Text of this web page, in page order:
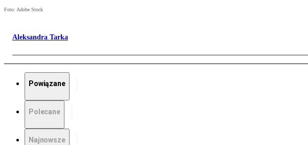
Foto: Adobe Stock
Aleksandra Tarka
Powiązane
Polecane
Najnowsze